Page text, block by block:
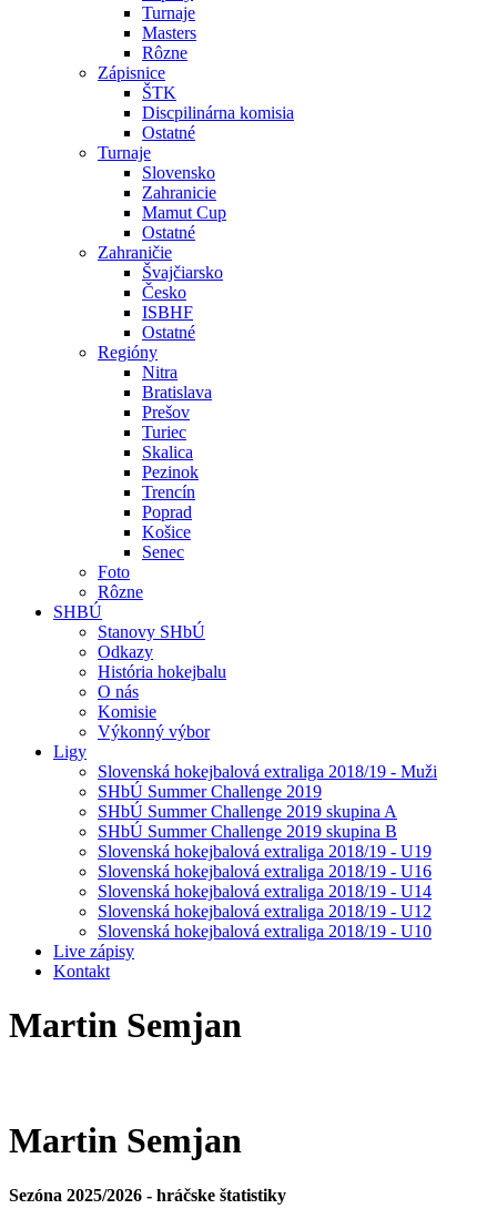
Turnaje
Masters
Rôzne
Zápisnice
ŠTK
Discpilinárna komisia
Ostatné
Turnaje
Slovensko
Zahranicie
Mamut Cup
Ostatné
Zahraničie
Švajčiarsko
Česko
ISBHF
Ostatné
Regióny
Nitra
Bratislava
Prešov
Turiec
Skalica
Pezinok
Trencín
Poprad
Košice
Senec
Foto
Rôzne
SHBÚ
Stanovy SHbÚ
Odkazy
História hokejbalu
O nás
Komisie
Výkonný výbor
Ligy
Slovenská hokejbalová extraliga 2018/19 - Muži
SHbÚ Summer Challenge 2019
SHbÚ Summer Challenge 2019 skupina A
SHbÚ Summer Challenge 2019 skupina B
Slovenská hokejbalová extraliga 2018/19 - U19
Slovenská hokejbalová extraliga 2018/19 - U16
Slovenská hokejbalová extraliga 2018/19 - U14
Slovenská hokejbalová extraliga 2018/19 - U12
Slovenská hokejbalová extraliga 2018/19 - U10
Live zápisy
Kontakt
Martin Semjan
Martin Semjan
Sezóna 2025/2026 - hráčske štatistiky